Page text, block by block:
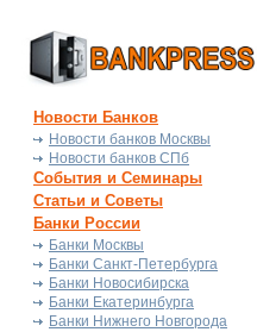
Новости Банков
Новости банков Москвы
Новости банков СПб
События и Семинары
Статьи и Советы
Банки России
Банки Москвы
Банки Санкт-Петербурга
Банки Новосибирска
Банки Екатеринбурга
Банки Нижнего Новгорода